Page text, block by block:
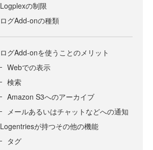
Logplexの制限
ログAdd-onの種類
ログAdd-onを使うことのメリット
Webでの表示
検索
Amazon S3へのアーカイブ
メールあるいはチャットなどへの通知
Logentriesが持つその他の機能
タグ